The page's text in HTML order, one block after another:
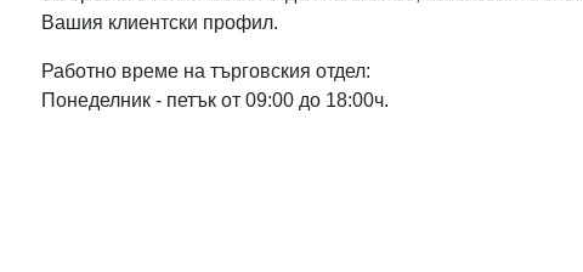
Вашия клиентски профил.
Работно време на търговския отдел:
Понеделник - петък от 09:00 до 18:00ч.